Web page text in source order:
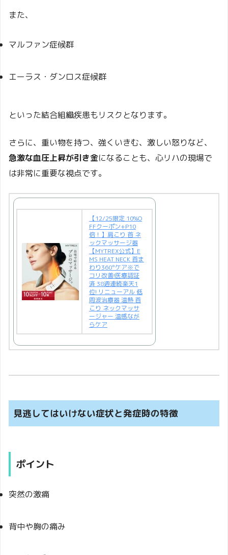
また、
マルファン症候群
エーラス・ダンロス症候群
といった結合組織疾患もリスクとなります。
さらに、重い物を持つ、強くいきむ、激しい怒りなど、
急激な血圧上昇が引き金になることも、心リハの現場で
は非常に重要な視点です。
【12/25限定 10%O
FFクーポン+P10
倍！】肩こり 首 ネ
ックマッサージ器
【MYTREX公式】E
MS HEAT NECK 首ま
わり360°ケア※で
コリ改善!医療認証
済 38週連続楽天1
位! リニューアル 低
周波治療器 温熱 首
こり ネックマッサ
ージャー 温感なが
らケア
見逃してはいけない症状と発症時の特徴
ポイント
突然の激痛
背中や胸の痛み